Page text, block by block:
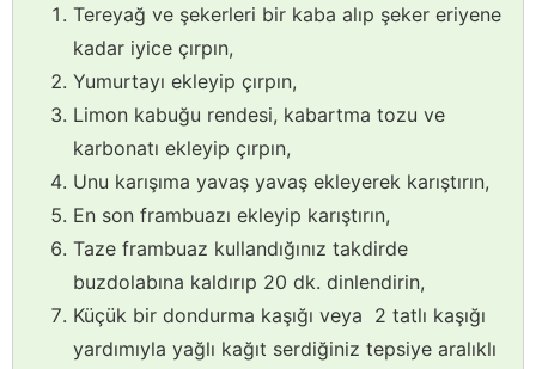
Tereyağ ve şekerleri bir kaba alıp şeker eriyene
kadar iyice çırpın,
Yumurtayı ekleyip çırpın,
Limon kabuğu rendesi, kabartma tozu ve
karbonatı ekleyip çırpın,
Unu karışıma yavaş yavaş ekleyerek karıştırın,
En son frambuazı ekleyip karıştırın,
Taze frambuaz kullandığınız takdirde
buzdolabına kaldırıp 20 dk. dinlendirin,
Küçük bir dondurma kaşığı veya 2 tatlı kaşığı
yardımıyla yağlı kağıt serdiğiniz tepsiye aralıklı